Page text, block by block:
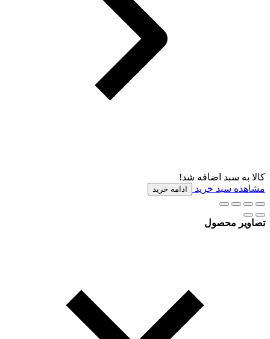
کالا به سبد اضافه شد!
مشاهده سبد خرید
ادامه خرید
تصاویر محصول